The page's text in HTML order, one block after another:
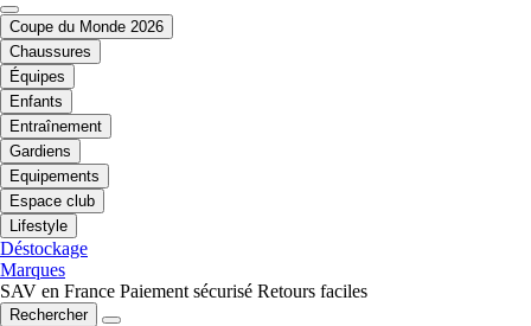
Coupe du Monde 2026
Chaussures
Équipes
Enfants
Entraînement
Gardiens
Equipements
Espace club
Lifestyle
Déstockage
Marques
SAV en France Paiement sécurisé Retours faciles
Rechercher